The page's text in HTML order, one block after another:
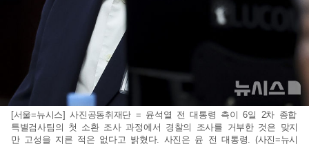
[서울=뉴시스] 사진공동취재단 = 윤석열 전 대통령 측이 6일 2차 종합
특별검사팀의 첫 소환 조사 과정에서 경찰의 조사를 거부한 것은 맞지
만 고성을 지른 적은 없다고 밝혔다. 사진은 윤 전 대통령. (사진=뉴시